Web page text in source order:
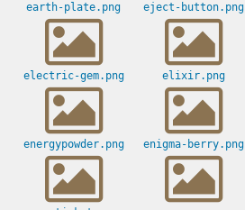
earth-plate.png eject-button.png
electric-gem.png elixir.png
energypowder.png enigma-berry.png